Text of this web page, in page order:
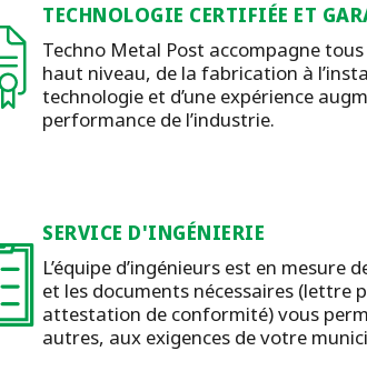
TECHNOLOGIE CERTIFIÉE ET
Techno Metal Post accompagne
haut niveau, de la fabrication à
technologie et d’une expérience
performance de l’industrie.
SERVICE D'INGÉNIERIE
L’équipe d’ingénieurs est en mesure
et les documents nécessaires (lettre
attestation de conformité) vous
autres, aux exigences de votre